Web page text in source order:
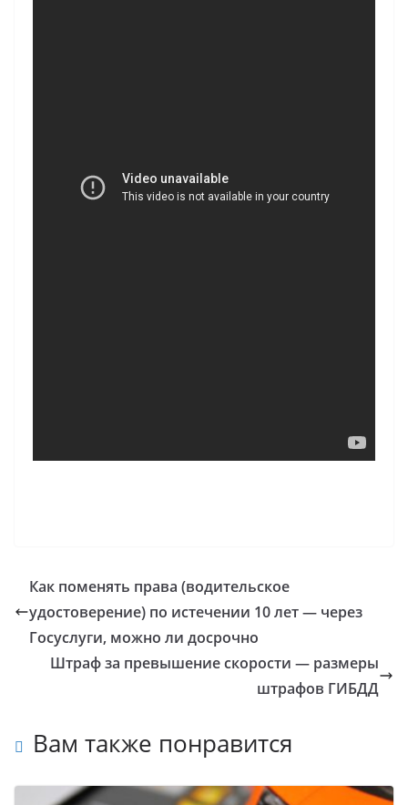
Как поменять права (водительское
удостоверение) по истечении 10 лет — через
Госуслуги, можно ли досрочно
Штраф за превышение скорости — размеры
штрафов ГИБДД
Вам также понравится